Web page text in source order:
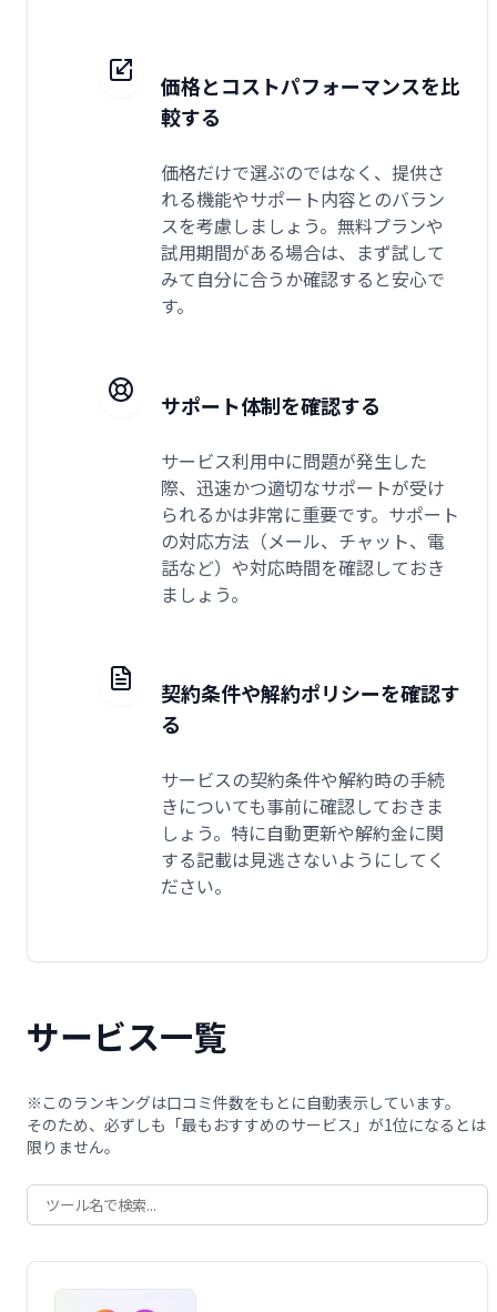
価格とコストパフォーマンスを比
較する
価格だけで選ぶのではなく、提供さ
れる機能やサポート内容とのバラン
スを考慮しましょう。無料プランや
試用期間がある場合は、まず試して
みて自分に合うか確認すると安心で
す。
サポート体制を確認する
サービス利用中に問題が発生した
際、迅速かつ適切なサポートが受け
られるかは非常に重要です。サポート
の対応方法（メール、チャット、電
話など）や対応時間を確認しておき
ましょう。
契約条件や解約ポリシーを確認す
る
サービスの契約条件や解約時の手続
きについても事前に確認しておきま
しょう。特に自動更新や解約金に関
する記載は見逃さないようにしてく
ださい。
サービス一覧
※このランキングは口コミ件数をもとに自動表示しています。
そのため、必ずしも「最もおすすめのサービス」が1位になるとは
限りません。